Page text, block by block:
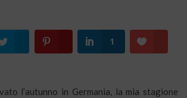
1
l’autunno in Germania, la mia stagione